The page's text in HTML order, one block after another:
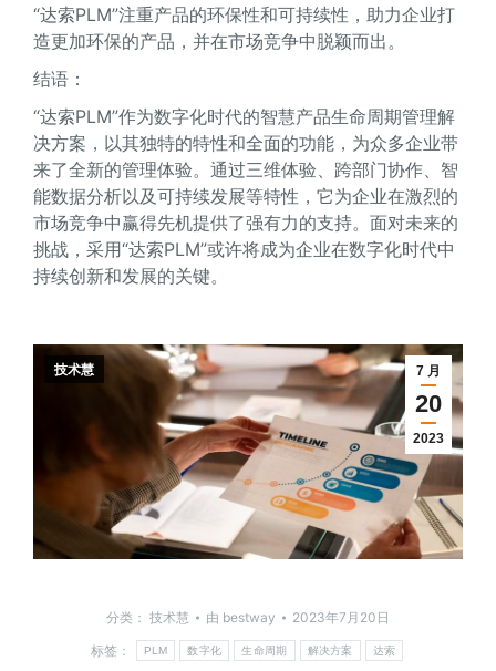
“达索PLM”注重产品的环保性和可持续性，助力企业打
造更加环保的产品，并在市场竞争中脱颖而出。
结语：
“达索PLM”作为数字化时代的智慧产品生命周期管理解
决方案，以其独特的特性和全面的功能，为众多企业带
来了全新的管理体验。通过三维体验、跨部门协作、智
能数据分析以及可持续发展等特性，它为企业在激烈的
市场竞争中赢得先机提供了强有力的支持。面对未来的
挑战，采用“达索PLM”或许将成为企业在数字化时代中
持续创新和发展的关键。
7 月
20
2023
技术慧
分类： 技术慧 由 bestway
2023年7月20日
标签：
PLM 数字化 生命周期 解决方案 达索